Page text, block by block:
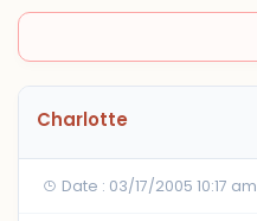
Charlotte
Date : 03/17/2005 10:17 am